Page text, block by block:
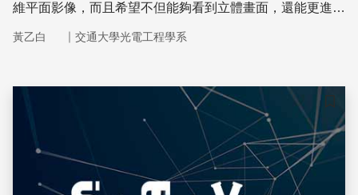
維平面影像，而且希望不但能夠看到立體畫面，還能更進一
黃乙白 ｜ 交通大學光電工程學系
儲存